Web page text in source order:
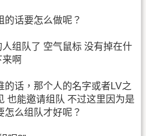
的话要怎么做呢？
组队了 空气鼠标 没有掉在什
啊
话，那个人的名字或者LV之
也能邀请组队 不过这里因为是
怎么组队才好呢？